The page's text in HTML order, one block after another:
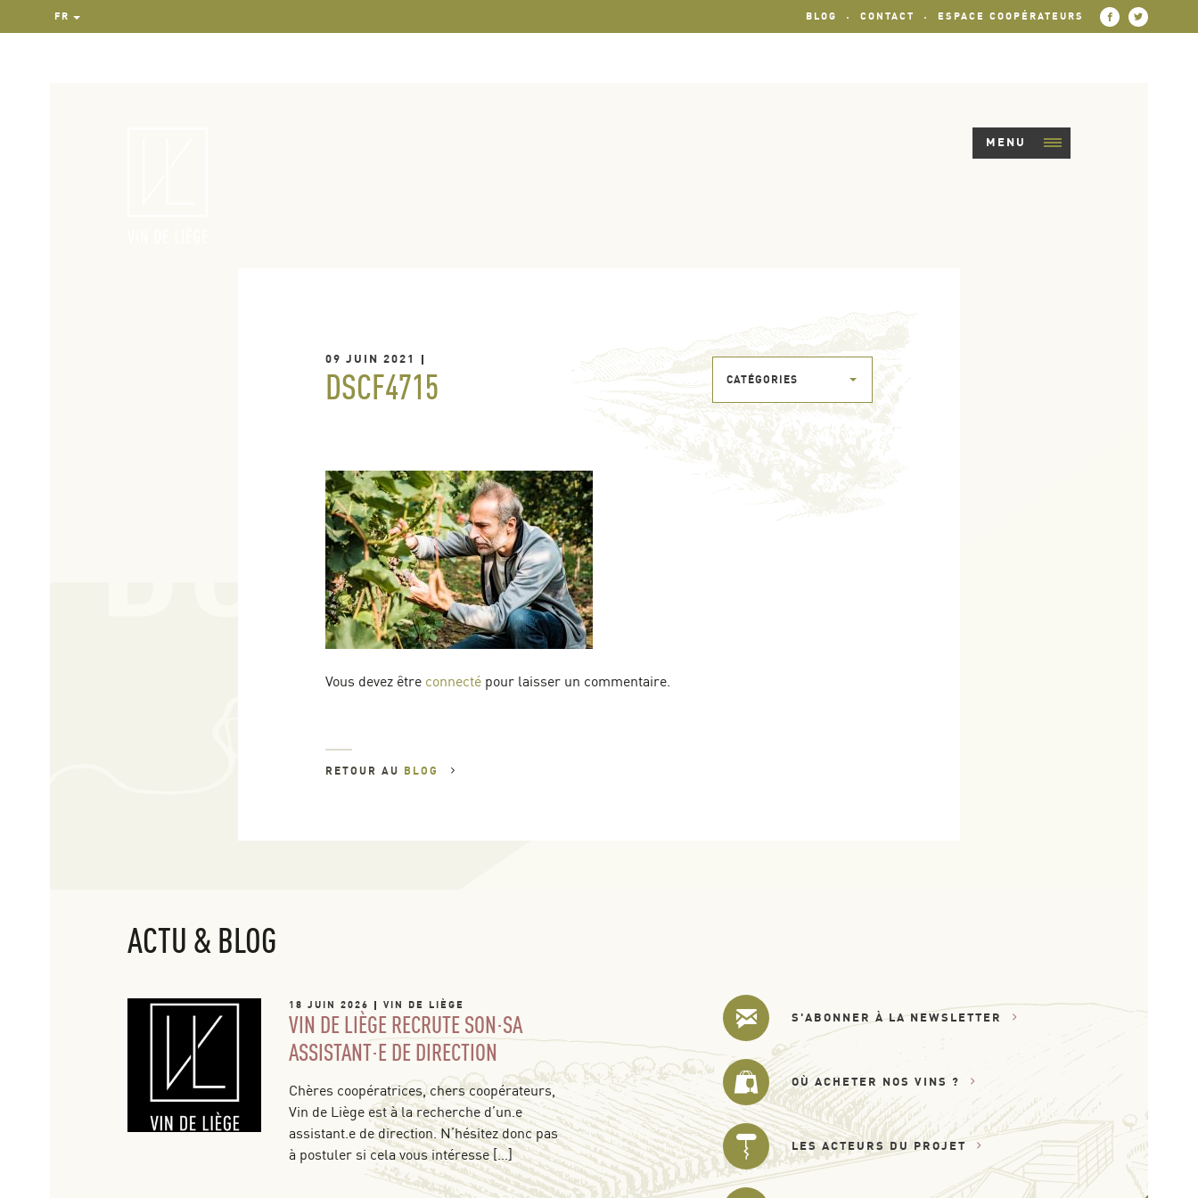
FR BLOG CONTACT ESPACE COOPÉRATEURS
MENU
09 JUIN 2021
DSCF4715 CATÉGORIES
Vous devez être connecté pour laisser un commentaire.
RETOUR AU BLOG
ACTU & BLOG
18 JUIN 2026 VIN DE LIÈGE
VIN DE LIÈGE RECRUTE SON·SA
ASSISTANT·E DE DIRECTION
Chères coopératrices, chers coopérateurs,
Vin de Liège est à la recherche d’un.e
assistant.e de direction. N’hésitez donc pas
à postuler si cela vous intéresse […]
S'ABONNER À LA NEWSLETTER
OÙ ACHETER NOS VINS ?
LES ACTEURS DU PROJET